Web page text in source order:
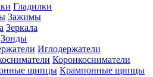
Гладилки
Зажимы
Зеркала
Зонды
Иглодержатели
Коронкосниматели
Крампонные щипцы